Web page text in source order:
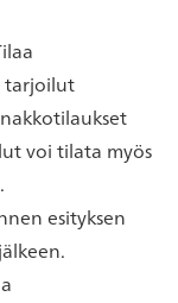
tarjoilut
voi tilata myös
esityksen